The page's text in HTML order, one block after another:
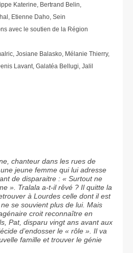
Katerine, Bertrand Belin,
Etienne Daho, Sein
avec le soutien de la Région
Josiane Balasko, Mélanie Thierry,
Lavant, Galatéa Bellugi, Jalil
chanteur dans les rues de
jeune femme qui lui adresse
de disparaitre : « Surtout ne
». Tralala a-t-il rêvé ? Il quitte la
à Lourdes celle dont il est
se souvient plus de lui. Mais
croit reconnaître en
Pat, disparu vingt ans avant aux
d’endosser le « rôle ». Il va
famille et trouver le génie